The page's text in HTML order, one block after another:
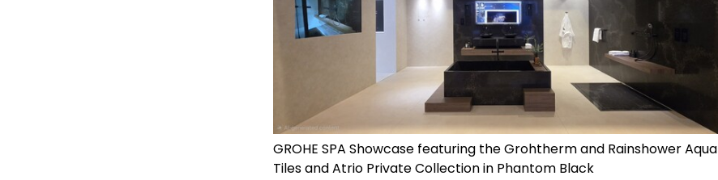
GROHE SPA Showcase featuring the Grohtherm and Rainshower Aqua
Tiles and Atrio Private Collection in Phantom Black